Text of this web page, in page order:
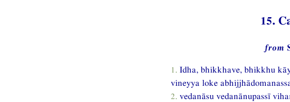
15.
from
1. Idha, bhikkhave, bhikkhu
vineyya loke
2. vedanāsu vedanānupassī